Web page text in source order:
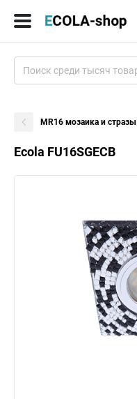
MR16 мозаика и стразы
Ecola FU16SGECB